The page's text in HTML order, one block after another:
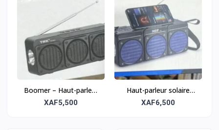
Boomer – Haut-parleur
solaire sans fil tout-
XAF5,500
Haut-parleur solaire
sans fil tout-terrain –
XAF6,500